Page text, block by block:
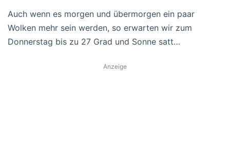
Auch wenn es morgen und übermorgen ein paar
Wolken mehr sein werden, so erwarten wir zum
Donnerstag bis zu 27 Grad und Sonne satt…
Anzeige